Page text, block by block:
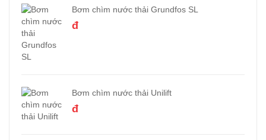
Bơm chìm nước thải Grundfos SL
đ
Bơm chìm nước thải Unilift
đ